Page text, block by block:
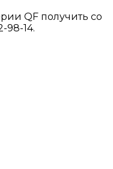
QF получить со
98-14.